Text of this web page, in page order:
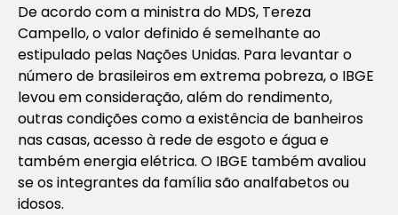
De acordo com a ministra do MDS, Tereza
Campello, o valor definido é semelhante ao
estipulado pelas Nações Unidas. Para levantar o
número de brasileiros em extrema pobreza, o IBGE
levou em consideração, além do rendimento,
outras condições como a existência de banheiros
nas casas, acesso à rede de esgoto e água e
também energia elétrica. O IBGE também avaliou
se os integrantes da família são analfabetos ou
idosos.